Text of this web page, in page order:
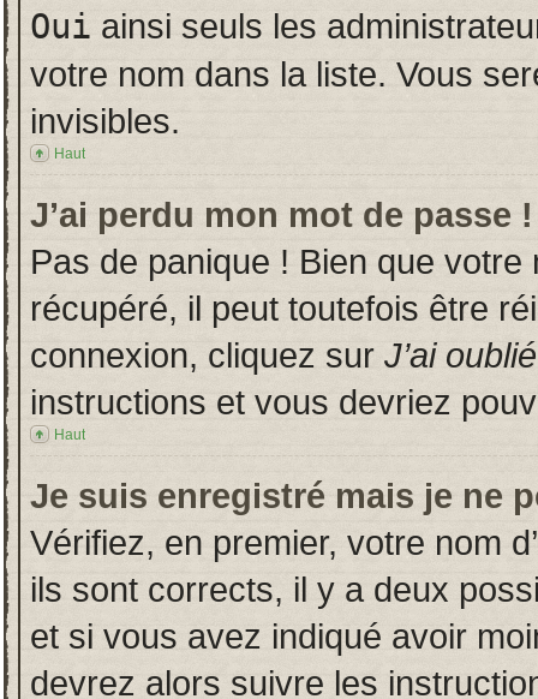
Oui ainsi seuls les
votre nom dans la liste. Vous
invisibles.
Haut
J’ai perdu mon mot de passe !
Pas de panique ! Bien que
récupéré, il peut toutefois être
connexion, cliquez sur J’ai
instructions et vous devriez
Haut
Je suis enregistré mais je ne
Vérifiez, en premier, votre nom
ils sont corrects, il y a deux
et si vous avez indiqué avoir
devrez alors suivre les